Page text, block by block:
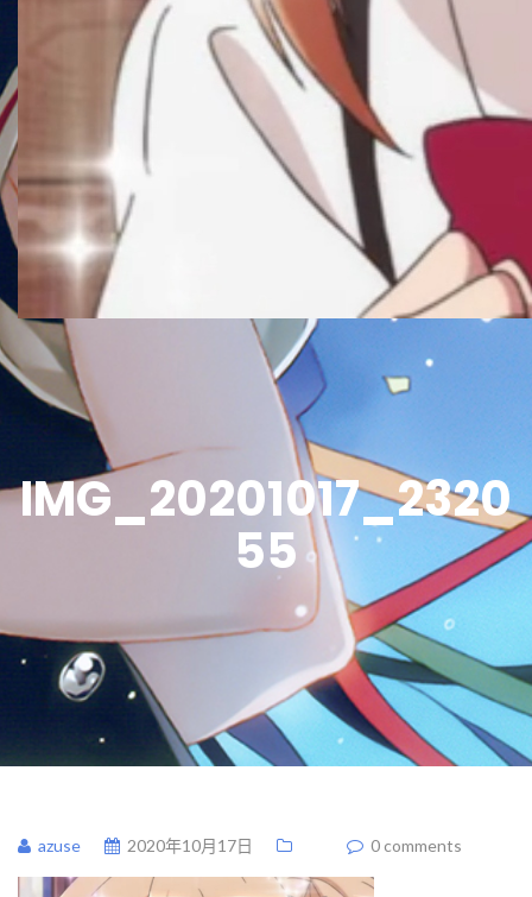
IMG_20201017_2320
55
azuse 2020年10月17日 0 comments